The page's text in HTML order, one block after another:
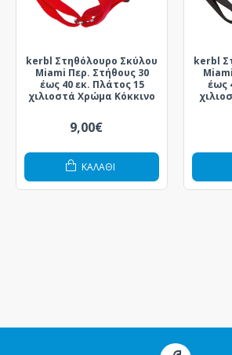
kerbl Στηθόλουρο Σκύλου
Miami Περ. Στήθους 30
έως 40 εκ. Πλάτος 15
χιλιοστά Χρώμα Κόκκινο
9,00€
ΚΑΛΆΘΙ
kerbl
έως